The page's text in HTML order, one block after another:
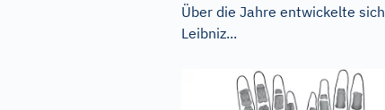
Über die Jahre entwickelte sich
Leibniz...